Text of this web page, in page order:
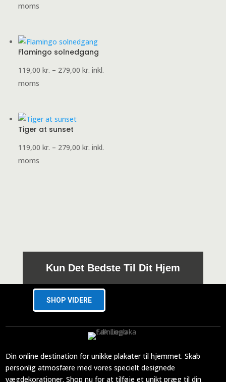
moms
Flamingo solnedgang
119,00kr. – 279,00kr. Prisinterval:
inkl.
moms
Tiger at sunset
119,00kr. – 279,00kr. Prisinterval:
inkl.
moms
Kun Det Bedste Til Dit Hjem
SHOP VIDERE
Din online destination for unikke plakater til hjemmet. Skab
personlig atmosfære med vores specielt designede
vægdekorationer. Shop nu for at tilføje et unikt præg til din